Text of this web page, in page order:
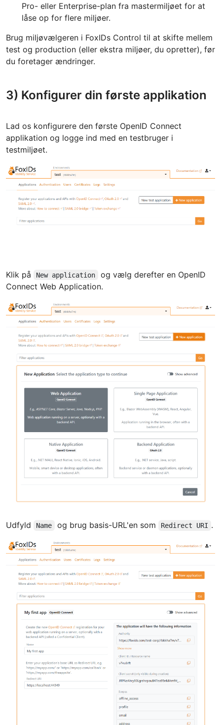
Pro- eller Enterprise-plan fra mastermiljøet for at
låse op for flere miljøer.
Brug miljøvælgeren i FoxIDs Control til at skifte mellem
test og production (eller ekstra miljøer, du opretter), før
du foretager ændringer.
3) Konfigurer din første applikation
Lad os konfigurere den første OpenID Connect
applikation og logge ind med en testbruger i
testmiljøet.
Klik på New application
og vælg derefter en OpenID
Connect Web Application.
Udfyld Name og brug basis-URL'en som Redirect URI .